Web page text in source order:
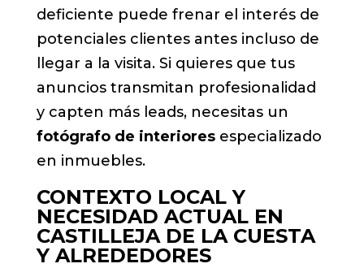
deficiente puede frenar el interés de
potenciales clientes antes incluso de
llegar a la visita. Si quieres que tus
anuncios transmitan profesionalidad
y capten más leads, necesitas un
fotógrafo de interioresespecializado
en inmuebles.
CONTEXTO LOCAL Y
NECESIDAD ACTUAL EN
CASTILLEJA DE LA CUESTA
Y ALREDEDORES